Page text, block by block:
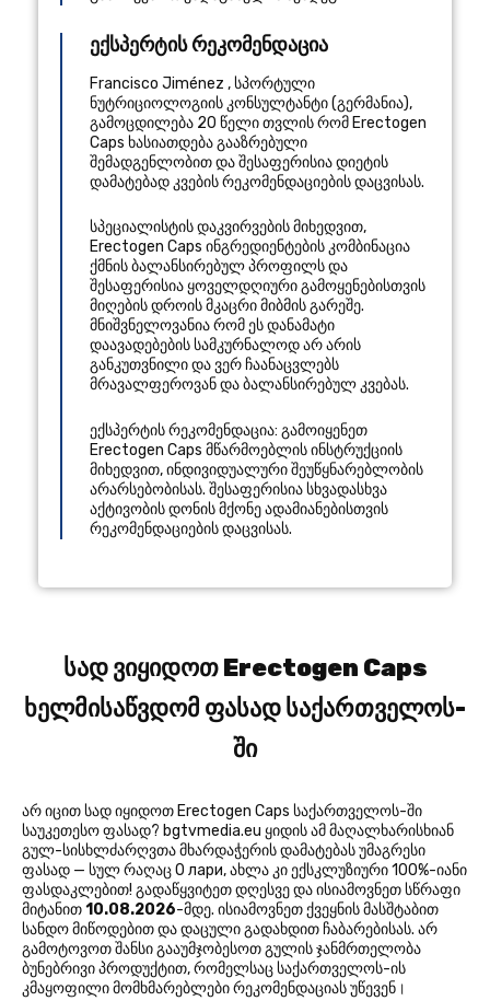
ექსპერტის რეკომენდაცია
Francisco Jiménez ,სპორტული
ნუტრიციოლოგიის კონსულტანტი(გერმანია),
გამოცდილება 20 წელითვლის რომ Erectogen
Caps ხასიათდება გააზრებული
შემადგენლობით და შესაფერისია დიეტის
დამატებად კვების რეკომენდაციების დაცვისას.
სპეციალისტის დაკვირვების მიხედვით,
Erectogen Caps ინგრედიენტების კომბინაცია
ქმნის ბალანსირებულ პროფილს და
შესაფერისია ყოველდღიური გამოყენებისთვის
მიღების დროის მკაცრი მიბმის გარეშე.
მნიშვნელოვანია რომ ეს დანამატი
დაავადებების სამკურნალოდ არ არის
განკუთვნილი და ვერ ჩაანაცვლებს
მრავალფეროვან და ბალანსირებულ კვებას.
ექსპერტის რეკომენდაცია: გამოიყენეთ
Erectogen Caps მწარმოებლის ინსტრუქციის
მიხედვით, ინდივიდუალური შეუწყნარებლობის
არარსებობისას. შესაფერისია სხვადასხვა
აქტივობის დონის მქონე ადამიანებისთვის
რეკომენდაციების დაცვისას.
სად ვიყიდოთ Erectogen Caps
ხელმისაწვდომ ფასად საქართველოს-
ში
არ იცით სად იყიდოთ Erectogen Caps საქართველოს-ში
საუკეთესო ფასად? bgtvmedia.eu ყიდის ამ მაღალხარისხიან
გულ-სისხლძარღვთა მხარდაჭერის დამატებას უმაგრესი
ფასად — სულ რაღაც 0 лари, ახლა კი ექსკლუზიური 100%-იანი
ფასდაკლებით! გადაწყვიტეთ დღესვე და ისიამოვნეთ სწრაფი
მიტანით10.08.2026-მდე. ისიამოვნეთ ქვეყნის მასშტაბით
სანდო მიწოდებით და დაცული გადახდით ჩაბარებისას. არ
გამოტოვოთ შანსი გააუმჯობესოთ გულის ჯანმრთელობა
ბუნებრივი პროდუქტით, რომელსაც საქართველოს-ის
კმაყოფილი მომხმარებლები რეკომენდაციას უწევენ।